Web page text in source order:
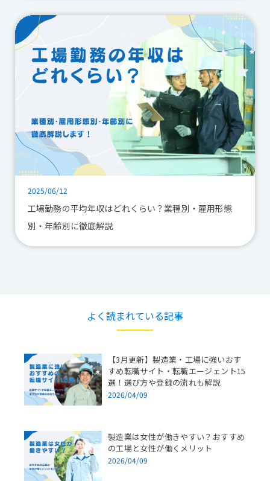
2025/06/12
工場勤務の平均年収はどれくらい？業種別・雇用形態
別・年齢別に徹底解説
よく読まれている記事
【3月更新】製造業・工場に強いおす
すめ転職サイト・転職エージェント15
選！選び方や登録の流れも解説
2026/04/09
製造業は女性が働きやすい？おすすめ
の工場と女性が働くメリット
2026/04/09